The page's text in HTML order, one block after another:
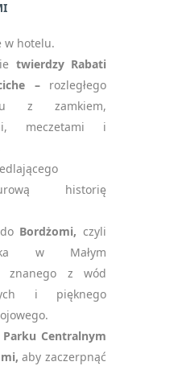
i analitycznym.
z innymi danymi
się z naszą polityką
polityka-
wszystkie
RODO
Zapisz się notifications_active
w hotelu.
twierdzy Rabati
–rozległego
z zamkiem,
meczetami i
historię
Bordżomi,czyli
w Małym
znanego z wód
i pięknego
Parku Centralnym
aby zaczerpnąć